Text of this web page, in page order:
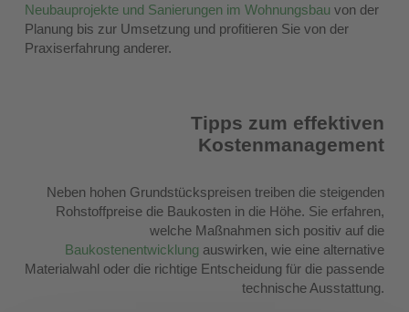
Neubauprojekte und Sanierungen im Wohnungsbau von der
Planung bis zur Umsetzung und profitieren Sie von der
Praxiserfahrung anderer.
Tipps zum effektiven
Kostenmanagement
Neben hohen Grundstückspreisen treiben die steigenden
Rohstoffpreise die Baukosten in die Höhe. Sie erfahren,
welche Maßnahmen sich positiv auf die
Baukostenentwicklung auswirken, wie eine alternative
Materialwahl oder die richtige Entscheidung für die passende
technische Ausstattung.